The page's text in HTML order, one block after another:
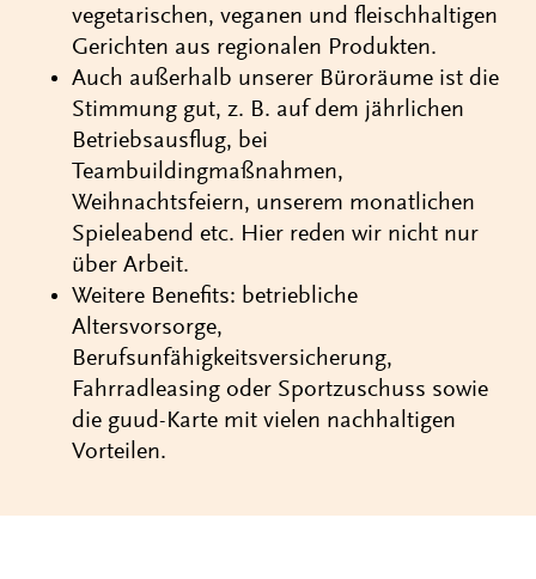
vegetarischen, veganen und fleischhaltigen
Gerichten aus regionalen Produkten.
Auch außerhalb unserer Büroräume ist die
Stimmung gut, z. B. auf dem jährlichen
Betriebsausflug, bei
Teambuildingmaßnahmen,
Weihnachtsfeiern, unserem monatlichen
Spieleabend etc. Hier reden wir nicht nur
über Arbeit.
Weitere Benefits: betriebliche
Altersvorsorge,
Berufsunfähigkeitsversicherung,
Fahrradleasing oder Sportzuschuss sowie
die guud-Karte mit vielen nachhaltigen
Vorteilen.